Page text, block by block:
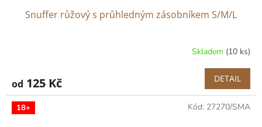
Snuffer růžový s průhledným zásobníkem S/M/L
Skladem (10 ks)
od 125 Kč DETAIL
18+ Kód: 27270/SMA